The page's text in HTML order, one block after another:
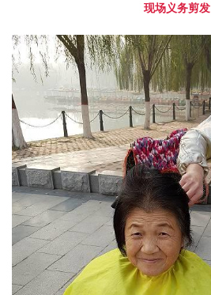
现场义务剪发